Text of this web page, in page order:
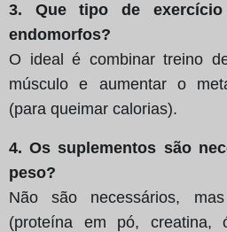
3. Que tipo de
endomorfos?
O ideal é combinar treino
músculo e aumentar o
(para queimar calorias).
4. Os suplementos são
peso?
Não são necessários,
(proteína em pó, creatina,